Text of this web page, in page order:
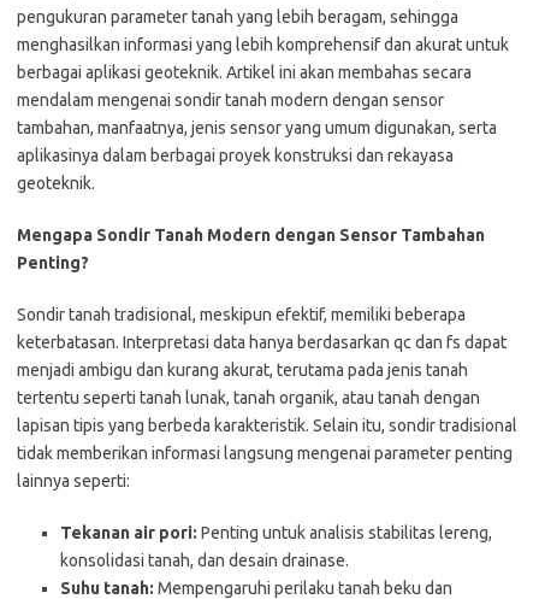
pengukuran parameter tanah yang lebih beragam, sehingga
menghasilkan informasi yang lebih komprehensif dan akurat untuk
berbagai aplikasi geoteknik. Artikel ini akan membahas secara
mendalam mengenai sondir tanah modern dengan sensor
tambahan, manfaatnya, jenis sensor yang umum digunakan, serta
aplikasinya dalam berbagai proyek konstruksi dan rekayasa
geoteknik.
Mengapa Sondir Tanah Modern dengan Sensor Tambahan
Penting?
Sondir tanah tradisional, meskipun efektif, memiliki beberapa
keterbatasan. Interpretasi data hanya berdasarkan qc dan fs dapat
menjadi ambigu dan kurang akurat, terutama pada jenis tanah
tertentu seperti tanah lunak, tanah organik, atau tanah dengan
lapisan tipis yang berbeda karakteristik. Selain itu, sondir tradisional
tidak memberikan informasi langsung mengenai parameter penting
lainnya seperti:
Tekanan air pori: Penting untuk analisis stabilitas lereng,
konsolidasi tanah, dan desain drainase.
Suhu tanah: Mempengaruhi perilaku tanah beku dan